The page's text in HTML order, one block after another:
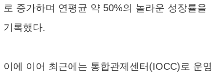
로 증가하며 연평균 약 50%의 놀라운 성장률을
기록했다.
이에 이어 최근에는 통합관제센터(IOCC)로 운영